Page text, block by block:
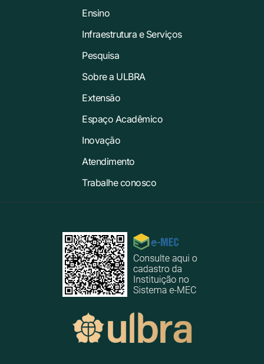
Ensino
Infraestrutura e Serviços
Pesquisa
Sobre a ULBRA
Extensão
Espaço Acadêmico
Inovação
Atendimento
Trabalhe conosco